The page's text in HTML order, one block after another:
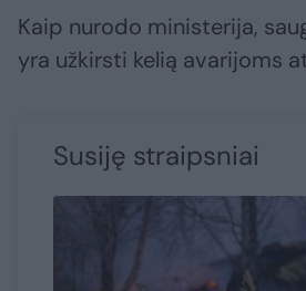
Kaip nurodo ministerija,
yra užkirsti kelią avarijoms
Susiję straipsniai